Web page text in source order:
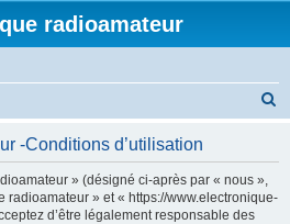
radioamateur
-Conditions d’utilisation
» (désigné ci-après par « nous »,
radioamateur » et « https://www.electronique-
d’être légalement responsable des